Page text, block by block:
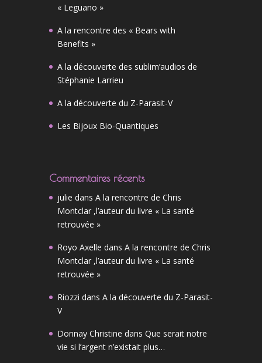
« Leguano »
A la rencontre des « Bears with
Benefits »
A la découverte des sublim’audios de
Stéphanie Larrieu
A la découverte du Z-Parasit-V
Les Bijoux Bio-Quantiques
Commentaires récents
julie dans A la rencontre de Chris
Montclar ,l’auteur du livre « La santé
retrouvée »
Royo Axelle dans A la rencontre de Chris
Montclar ,l’auteur du livre « La santé
retrouvée »
Riozzi dans A la découverte du Z-Parasit-
V
Donnay Christine dans Que serait notre
vie si l’argent n’existait plus…